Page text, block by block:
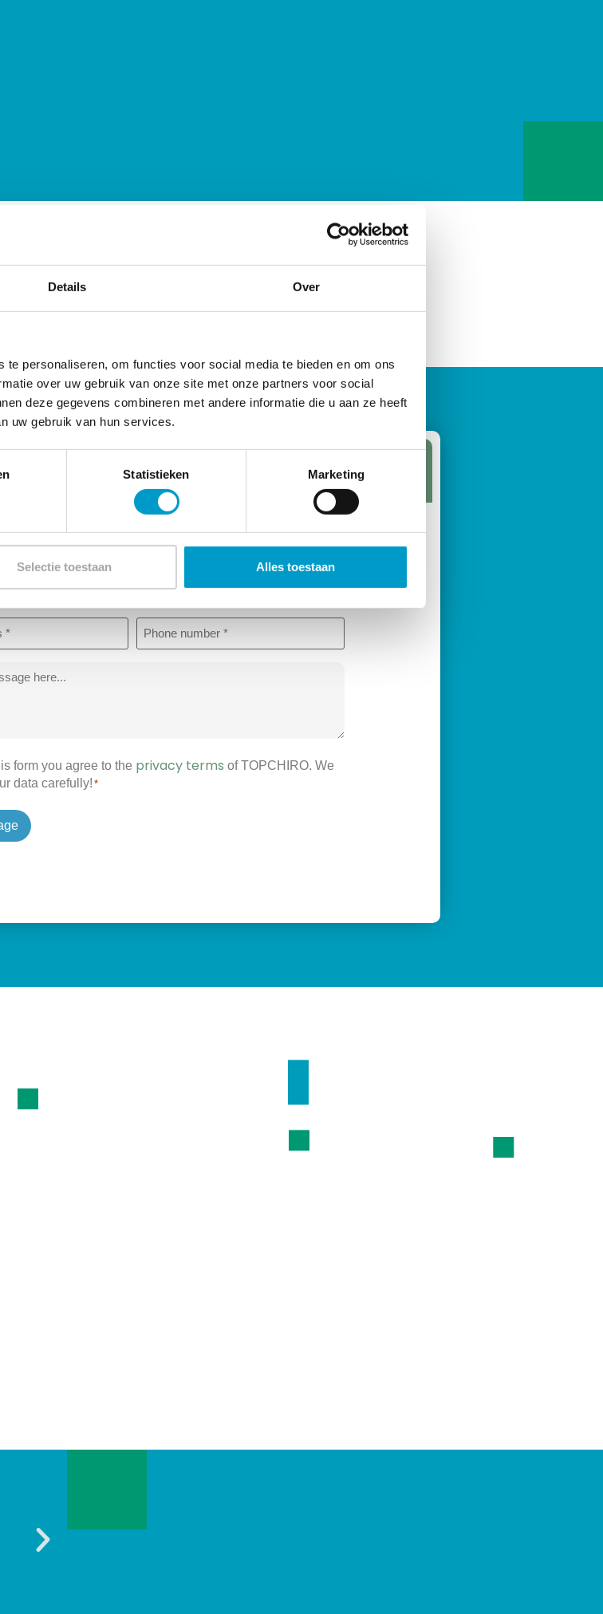
Details Over
personaliseren, om functies voor social media te bieden en om ons
over uw gebruik van onze site met onze partners voor social
deze gegevens combineren met andere informatie die u aan ze heeft
uw gebruik van hun services.
Statistieken Marketing
Selectie toestaan Alles toestaan
Met Dr. Didrik
Phone
form you agree to the privacy terms of TOPCHIRO. We
data carefully!*